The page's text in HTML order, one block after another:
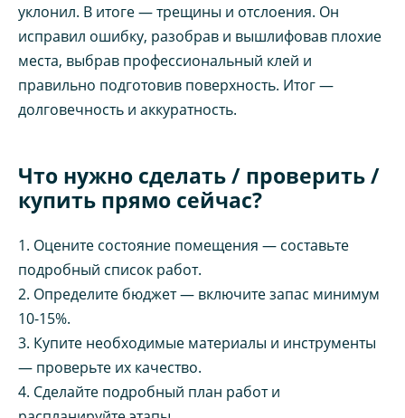
уклонил. В итоге — трещины и отслоения. Он
исправил ошибку, разобрав и вышлифовав плохие
места, выбрав профессиональный клей и
правильно подготовив поверхность. Итог —
долговечность и аккуратность.
Что нужно сделать / проверить /
купить прямо сейчас?
1. Оцените состояние помещения — составьте
подробный список работ.
2. Определите бюджет — включите запас минимум
10-15%.
3. Купите необходимые материалы и инструменты
— проверьте их качество.
4. Сделайте подробный план работ и